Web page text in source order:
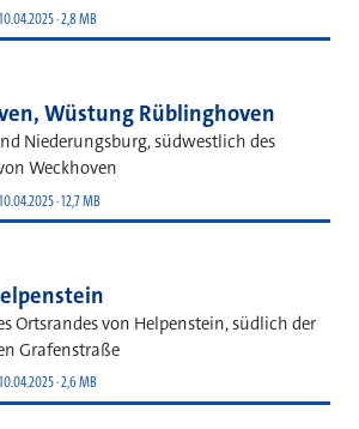
· 2,8 MB
Wüstung Rüblinghoven
Niederungsburg, südwestlich des
Weckhoven
· 12,7 MB
Ortsrandes von Helpenstein, südlich der
Grafenstraße
· 2,6 MB